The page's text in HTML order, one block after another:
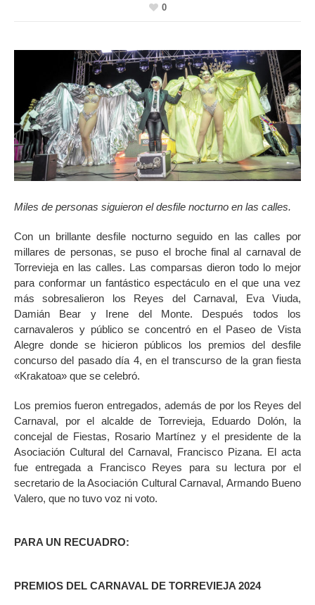
0
Miles de personas siguieron el desfile nocturno en las calles.
Con un brillante desfile nocturno seguido en las calles por
millares de personas, se puso el broche final al carnaval de
Torrevieja en las calles. Las comparsas dieron todo lo mejor
para conformar un fantástico espectáculo en el que una vez
más sobresalieron los Reyes del Carnaval, Eva Viuda,
Damián Bear y Irene del Monte. Después todos los
carnavaleros y público se concentró en el Paseo de Vista
Alegre donde se hicieron públicos los premios del desfile
concurso del pasado día 4, en el transcurso de la gran fiesta
«Krakatoa» que se celebró.
Los premios fueron entregados, además de por los Reyes del
Carnaval, por el alcalde de Torrevieja, Eduardo Dolón, la
concejal de Fiestas, Rosario Martínez y el presidente de la
Asociación Cultural del Carnaval, Francisco Pizana. El acta
fue entregada a Francisco Reyes para su lectura por el
secretario de la Asociación Cultural Carnaval, Armando Bueno
Valero, que no tuvo voz ni voto.
PARA UN RECUADRO:
PREMIOS DEL CARNAVAL DE TORREVIEJA 2024